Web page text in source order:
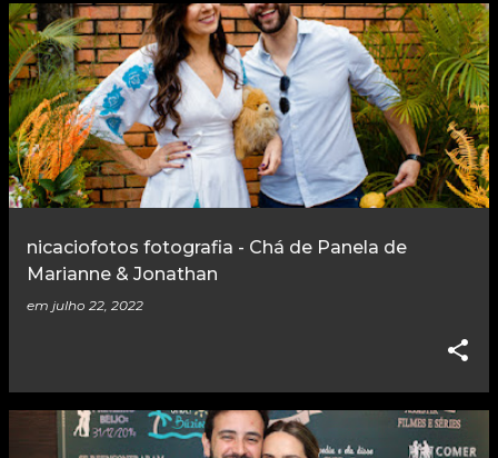
P
o
s
t
a
g
nicaciofotos fotografia - Chá de Panela de
Marianne & Jonathan
em julho 22, 2022